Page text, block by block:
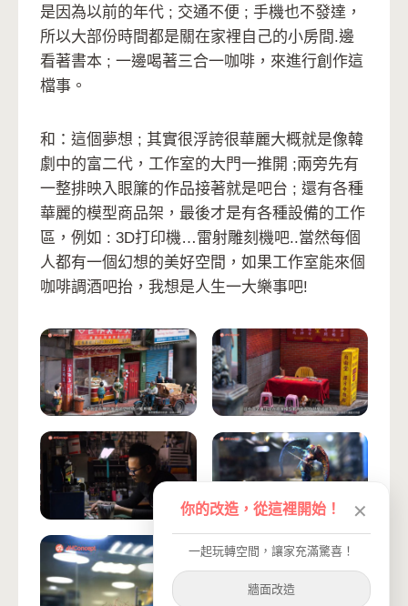
是因為以前的年代 ; 交通不便 ; 手機也不發達，
所以大部份時間都是關在家裡自己的小房間.邊
看著書本 ; 一邊喝著三合一咖啡，來進行創作這
檔事。
和：這個夢想 ; 其實很浮誇很華麗大概就是像韓
劇中的富二代，工作室的大門一推開 ;兩旁先有
一整排映入眼簾的作品接著就是吧台 ; 還有各種
華麗的模型商品架，最後才是有各種設備的工作
區，例如 : 3D打印機…雷射雕刻機吧..當然每個
人都有一個幻想的美好空間，如果工作室能來個
咖啡調酒吧抬，我想是人生一大樂事吧!
你的改造，從這裡開始！ ✕
一起玩轉空間，讓家充滿驚喜！
牆面改造